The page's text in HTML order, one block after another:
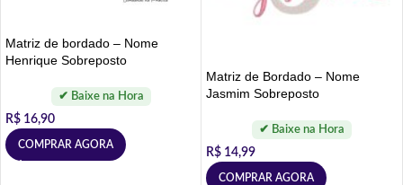
Matriz de bordado – Nome
Henrique Sobreposto
R$ 16,90
COMPRAR AGORA
Matriz de Bordado – Nome
Jasmim Sobreposto
R$ 14,99
COMPRAR AGORA